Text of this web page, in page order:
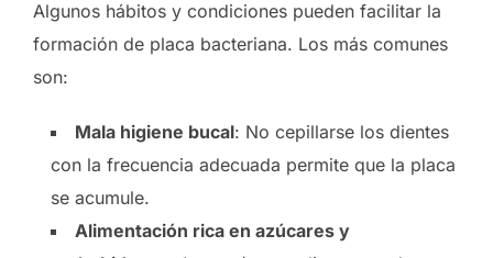
Algunos hábitos y condiciones pueden facilitar la
formación de placa bacteriana. Los más comunes
son:
Mala higiene bucal: No cepillarse los dientes
con la frecuencia adecuada permite que la placa
se acumule.
Alimentación rica en azúcares y